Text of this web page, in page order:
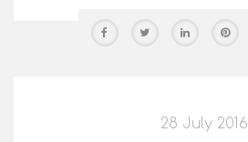
28 July 2016